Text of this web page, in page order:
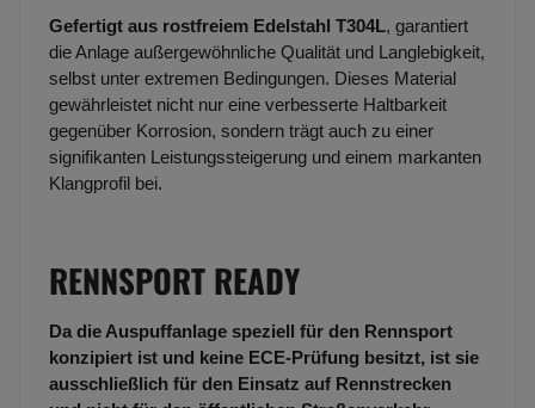
Gefertigt aus rostfreiem Edelstahl T304L, garantiert
die Anlage außergewöhnliche Qualität und Langlebigkeit,
selbst unter extremen Bedingungen. Dieses Material
gewährleistet nicht nur eine verbesserte Haltbarkeit
gegenüber Korrosion, sondern trägt auch zu einer
signifikanten Leistungssteigerung und einem markanten
Klangprofil bei.
RENNSPORT READY
Da die Auspuffanlage speziell für den Rennsport
konzipiert ist und keine ECE-Prüfung besitzt, ist sie
ausschließlich für den Einsatz auf Rennstrecken